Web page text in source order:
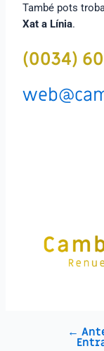
També pots
Xat a Línia.
(0034)
←